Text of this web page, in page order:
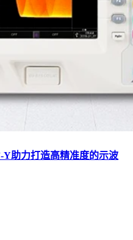
Y助力打造高精准度的示波